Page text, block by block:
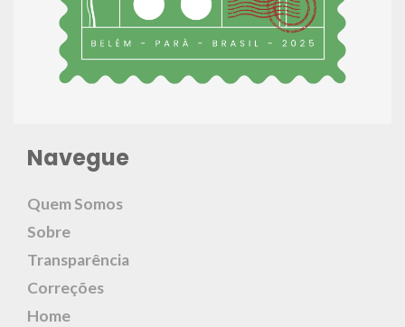
Navegue
Quem Somos
Sobre
Transparência
Correções
Home